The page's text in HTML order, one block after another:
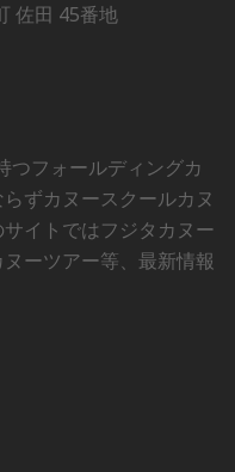
佐田 45番地
つフォールディングカ
ずカヌースクールカヌ
イトではフジタカヌー
ーツアー等、最新情報